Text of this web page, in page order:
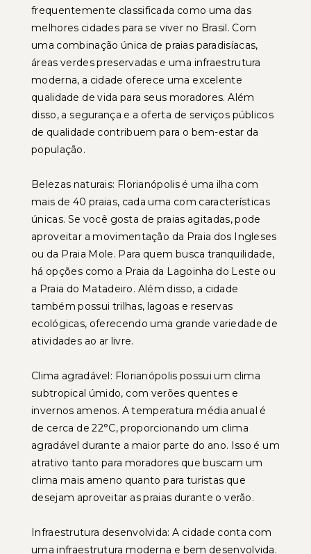
frequentemente classificada como uma das
melhores cidades para se viver no Brasil. Com
uma combinação única de praias paradisíacas,
áreas verdes preservadas e uma infraestrutura
moderna, a cidade oferece uma excelente
qualidade de vida para seus moradores. Além
disso, a segurança e a oferta de serviços públicos
de qualidade contribuem para o bem-estar da
população.
Belezas naturais: Florianópolis é uma ilha com
mais de 40 praias, cada uma com características
únicas. Se você gosta de praias agitadas, pode
aproveitar a movimentação da Praia dos Ingleses
ou da Praia Mole. Para quem busca tranquilidade,
há opções como a Praia da Lagoinha do Leste ou
a Praia do Matadeiro. Além disso, a cidade
também possui trilhas, lagoas e reservas
ecológicas, oferecendo uma grande variedade de
atividades ao ar livre.
Clima agradável: Florianópolis possui um clima
subtropical úmido, com verões quentes e
invernos amenos. A temperatura média anual é
de cerca de 22°C, proporcionando um clima
agradável durante a maior parte do ano. Isso é um
atrativo tanto para moradores que buscam um
clima mais ameno quanto para turistas que
desejam aproveitar as praias durante o verão.
Infraestrutura desenvolvida: A cidade conta com
uma infraestrutura moderna e bem desenvolvida.